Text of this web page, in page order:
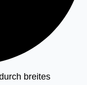
breites